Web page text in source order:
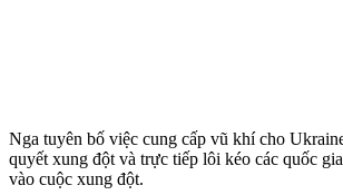
Nga tuyên bố việc cung cấp vũ khí cho
quyết xung đột và trực tiếp lôi kéo các quốc
vào cuộc xung đột.